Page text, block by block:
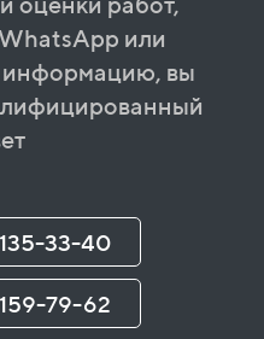
или
информацию, вы
33-40
79-62